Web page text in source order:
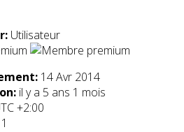
Utilisateur
14 Avr 2014
il y a 5 ans 1 mois
+2:00